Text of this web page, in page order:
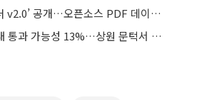
한컴, ‘오픈데이터로더 v2.0’ 공개…오픈소스 PDF 데이터 추출 부문 벤치마크 1위
美 클래리티 법안 연내 통과 가능성 13%…상원 문턱서 제동